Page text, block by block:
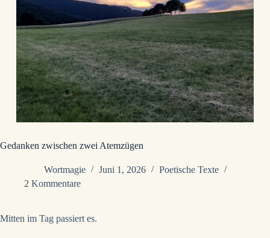
Gedanken zwischen zwei Atemzügen
Wortmagie Juni 1, 2026
Poetische Texte
2 Kommentare
Mitten im Tag passiert es.